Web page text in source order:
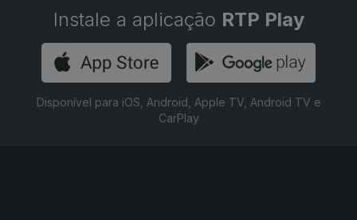
Instale a aplicação RTP Play
Disponível para iOS, Android, Apple TV, Android TV e
CarPlay